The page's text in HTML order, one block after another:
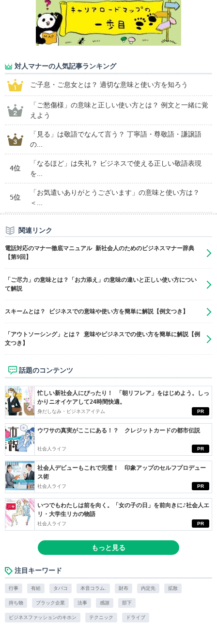
対人マナーの人気記事ランキング
ご子息・ご息女とは？ 適切な意味と使い方を知ろう
「ご愁傷様」の意味と正しい使い方とは？ 例文と一緒に覚
えよう
「見る」は敬語でなんて言う？ 丁寧語・尊敬語・謙譲語
の...
4位
「なるほど」は失礼？ ビジネスで使える正しい敬語表現
を...
5位
「お気遣いありがとうございます」の意味と使い方は？
＜...
関連リンク
電話対応のマナー徹底マニュアル 新社会人のためのビジネスマナー辞典
【第9回】
「ご尽力」の意味とは？「お力添え」の意味の違いと正しい使い方につい
て解説
スキームとは？ ビジネスでの意味や使い方を簡単に解説【例文つき】
「アウトソーシング」とは？ 意味やビジネスでの使い方を簡単に解説【例
文つき】
話題のコンテンツ
PR
忙しい新社会人にぴったり！ 「朝リフレア」をはじめよう。しっ
かりニオイケアして24時間快適。
身だしなみ・ビジネスアイテム
PR
ウワサの真実がここにある！？ クレジットカードの都市伝説
社会人ライフ
PR
社会人デビューもこれで完璧！ 印象アップのセルフプロデュー
ス術
社会人ライフ
PR
いつでもわたしは前を向く。「女の子の日」を前向きに♪社会人エ
リ・大学生リカの物語
社会人ライフ
もっと見る
注目キーワード
行事 有給 タバコ 本音コラム. 財布 内定先 拡散
持ち物 ブラック企業 法事 感謝 部下
ビジネスファッションのキホン テクニック ドライブ